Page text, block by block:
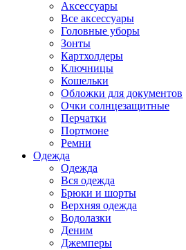
Аксессуары
Все аксессуары
Головные уборы
Зонты
Картхолдеры
Ключницы
Кошельки
Обложки для документов
Очки солнцезащитные
Перчатки
Портмоне
Ремни
Одежда
Одежда
Вся одежда
Брюки и шорты
Верхняя одежда
Водолазки
Деним
Джемперы